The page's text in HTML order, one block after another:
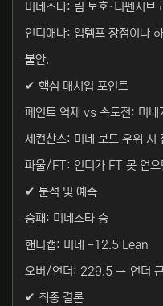
미네소타: 림 보호·디펜시브
인디애나: 업템포 장점이나
불안.
✔ 핵심 매치업 포인트
페인트 억제 vs 속도전: 미네
세컨찬스: 미네 보드 우위 시
파울/FT: 인디가 FT 못 얻으
✔ 분석 및 예측
승패: 미네소타 승
핸디캡: 미네 -12.5 Lean
오버/언더: 229.5 → 언더 근
✔ 최종 결론